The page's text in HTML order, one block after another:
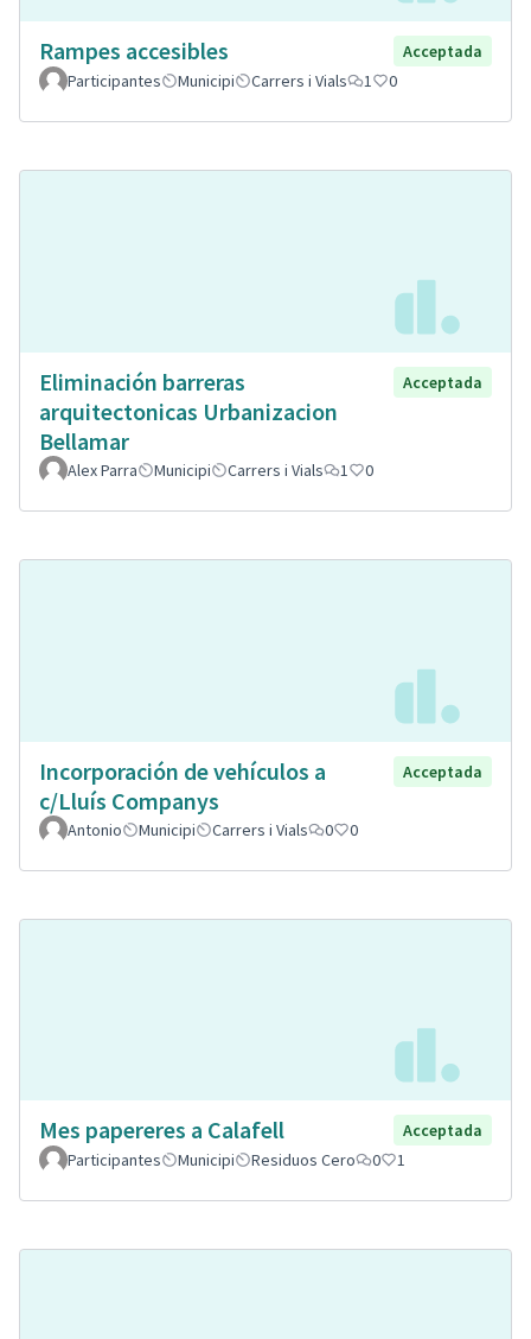
Rampes accesibles
Acceptada
Participantes
Municipi Carrers i Vials 1 0
Eliminación barreras
arquitectonicas Urbanizacion
Bellamar
Acceptada
Alex Parra Municipi Carrers i Vials 1 0
Incorporación de vehículos a
c/Lluís Companys
Acceptada
Antonio Municipi Carrers i Vials 0 0
Mes papereres a Calafell
Acceptada
Participantes
Municipi Residuos Cero 0 1